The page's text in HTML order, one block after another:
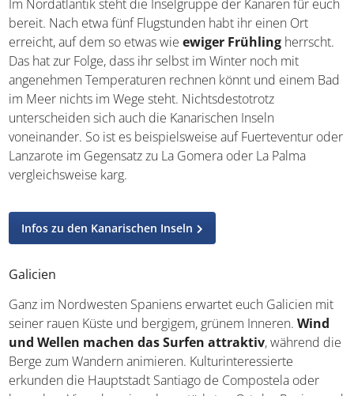
Ort erreicht, auf dem so etwas wieewiger Frühling
herrscht. Das hat zur Folge, dass ihr selbst im Winter noch
mit angenehmen Temperaturen rechnen könnt und
einem Bad im Meer nichts im Wege steht.
Nichtsdestotrotz unterscheiden sich auch die
Kanarischen Inseln voneinander. So ist es beispielsweise
auf Fuerteventur oder Lanzarote im Gegensatz zu La
Gomera oder La Palma vergleichsweise karg.
Galicien
Ganz im Nordwesten Spaniens erwartet euch Galicien
Wind und Wellen machen das Surfen attraktiv,
während die Berge zum Wandern animieren.
Kulturinteressierte erkunden die Hauptstadt Santiago de
Compostela oder besuchen Vigo, den einwohnerstärksten
Ort der Region und zugleich Hafenstadt am Atlantik.